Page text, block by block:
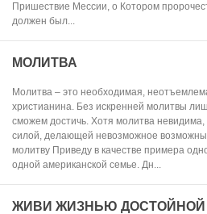
Пришествие Мессии, о Котором
должен был...
МОЛИТВА
Молитва – это необходимая,
христианина. Без искренней молитвы
сможем достичь. Хотя молитва
силой, делающей невозможное
молитву Приведу в качестве примера
одной американской семье. Дн...
ЖИВИ ЖИЗНЬЮ ДОСТОЙНОЙ